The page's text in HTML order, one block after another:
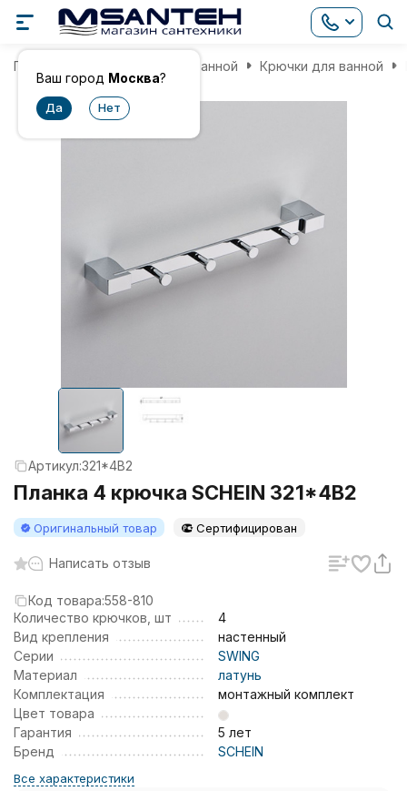
Ваш город Москва?
Главная Аксессуары для ванной Крючки для ванной
Артикул:321*4B2
Планка 4 крючка SCHEIN 321*4B2
Оригинальный товар Сертифицирован
Написать отзыв
Код товара:558-810
Количество крючков, шт
4
Вид крепления
настенный
Серии
SWING
Материал
латунь
Комплектация
монтажный комплект
Цвет товара
Гарантия
5 лет
Бренд
SCHEIN
Все характеристики